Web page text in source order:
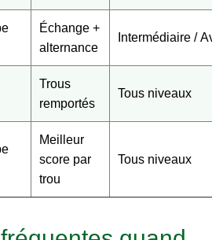
Échange +
alternance
Intermédiaire /
Trous
remportés
Tous niveaux
Meilleur
score par
trou
Tous niveaux